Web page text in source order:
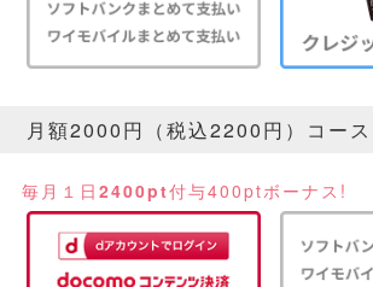
月額2000円（税込2200円）コース
毎月１日 2400pt付与400ptボーナス!